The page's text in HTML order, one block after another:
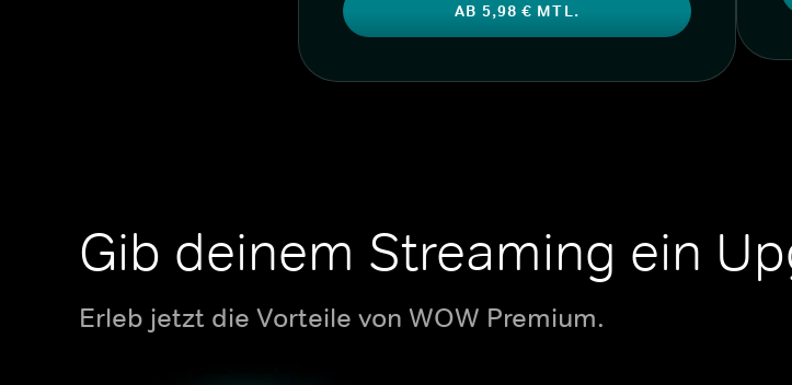
AB 5,98 € MTL.
Gib deinem Streaming ein
Erleb jetzt die Vorteile von WOW Premium.